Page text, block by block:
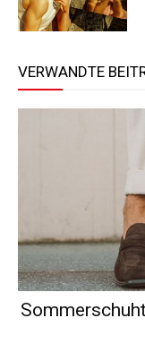
VERWANDTE